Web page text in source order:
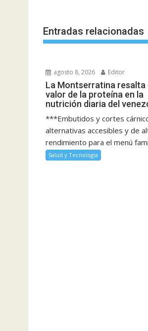
Entradas relacionadas
agosto 8, 2026 Editor
La Montserratina resalta
valor de la proteína en la
nutrición diaria del
***Embutidos y cortes
alternativas accesibles y de
rendimiento para el menú
Salud y Tecnología